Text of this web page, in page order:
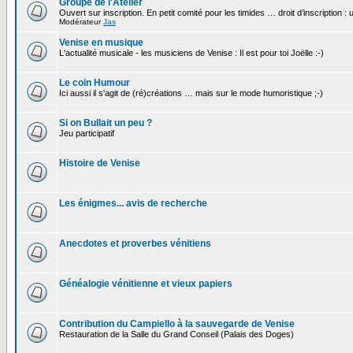
Groupe de l'Atelier
Ouvert sur inscription. En petit comité pour les timides … droit d’inscription :
ModérateurJas
Venise en musique
L'actualité musicale - les musiciens de Venise : Il est pour toi Joëlle :-)
Le coin Humour
Ici aussi il s'agit de (ré)créations … mais sur le mode humoristique ;-)
Si on Bullait un peu ?
Jeu participatif
Histoire de Venise
Les énigmes... avis de recherche
Anecdotes et proverbes vénitiens
Généalogie vénitienne et vieux papiers
Contribution du Campiello à la sauvegarde de Venise
Restauration de la Salle du Grand Conseil (Palais des Doges)